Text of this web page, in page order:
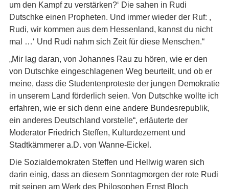
um den Kampf zu verstärken?‘ Die sahen in Rudi
Dutschke einen Propheten. Und immer wieder der Ruf: ,
Rudi, wir kommen aus dem Hessenland, kannst du nicht
mal …‘ Und Rudi nahm sich Zeit für diese Menschen.“
„Mir lag daran, von Johannes Rau zu hören, wie er den
von Dutschke eingeschlagenen Weg beurteilt, und ob er
meine, dass die Studentenproteste der jungen Demokratie
in unserem Land förderlich seien. Von Dutschke wollte ich
erfahren, wie er sich denn eine andere Bundesrepublik,
ein anderes Deutschland vorstelle“, erläuterte der
Moderator Friedrich Steffen, Kulturdezernent und
Stadtkämmerer a.D. von Wanne-Eickel.
Die Sozialdemokraten Steffen und Hellwig waren sich
darin einig, dass an diesem Sonntagmorgen der rote Rudi
mit seinen am Werk des Philosophen Ernst Bloch